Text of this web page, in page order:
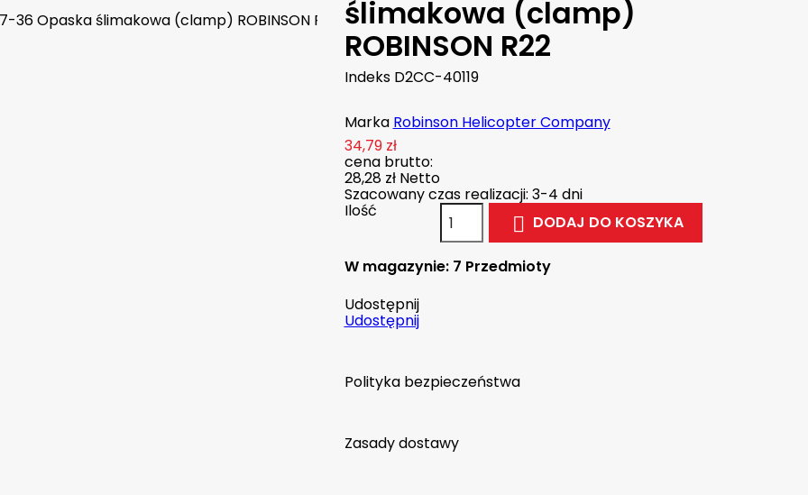
ślimakowa (clamp)
ROBINSON R22
Indeks D2CC-40119
Marka Robinson Helicopter Company
34,79 zł
cena brutto:
28,28 zł Netto
Szacowany czas realizacji: 3-4 dni
Ilość
 DODAJ DO KOSZYKA
W magazynie: 7 Przedmioty
Udostępnij
Udostępnij
Polityka bezpieczeństwa
Zasady dostawy